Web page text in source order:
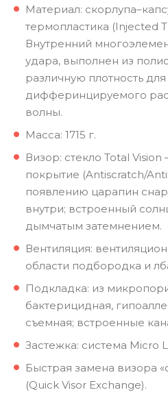
Материал:
термопластика (Injected
Внутренний
удара, выполнен из
различную плотность
дифферинцируемого
волны.
Масса: 1715 г.
Визор: стекло Total
покрытие (Antiscratch/
появлению царапин
внутри; встроенный
дымчатым затемнением.
Вентиляция:
области подбородка и
Подкладка: из
бактерицидная,
съемная; встроенные
Застежка: система Micro
Быстрая замена визора
(Quick Visor Exchange).